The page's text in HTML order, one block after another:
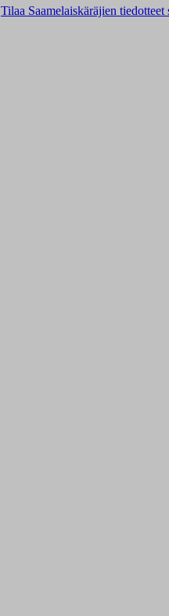
Tilaa Saamelaiskäräjien tiedotteet